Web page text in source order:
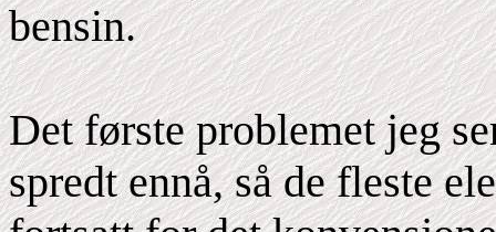
bensin.
Det første problemet jeg
spredt ennå, så de fleste